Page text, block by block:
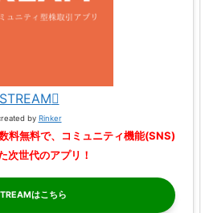
STREAM
by Rinker
料無料で、コミュニティ機能(SNS)
次世代のアプリ！